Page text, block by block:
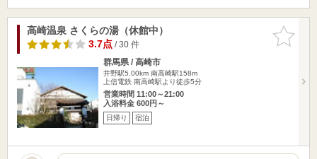
お気に入
りに追加
高崎温泉 さくらの湯（休館中）
3.7点/ 30 件
群馬県 / 高崎市
井野駅5.00km 南高崎駅158m
上信電鉄 南高崎駅より徒歩5分
営業時間 11:00～21:00
入浴料金 600円～
日帰り 宿泊